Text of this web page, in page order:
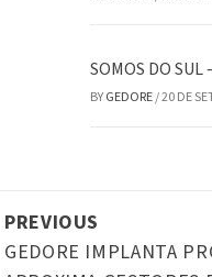
SOMOS DO SUL
BYGEDORE/20 DE
PREVIOUS
GEDORE IMPLANTA